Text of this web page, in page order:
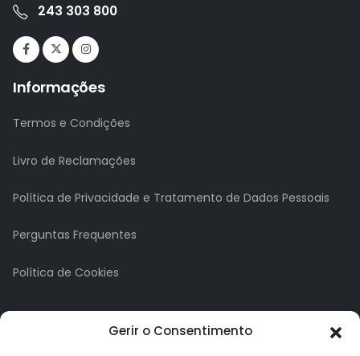
Gerir o Consentimento
243 303 800
Informações
Termos e Condições
Livro de Reclamações
Política de Privacidade e Tratamento de Dados Pessoais
Perguntas Frequentes
Política de Cookies
A minha conta